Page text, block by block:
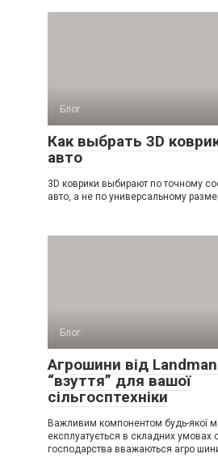
Блог
Как выбрать 3D
авто
3D коврики выбирают по точному
авто, а не по универсальному
Блог
Агрошини від
“взуття” для вашої
сільгосптехніки
Важливим компонентом будь-якої
експлуатується в складних умовах
господарства вважаються агро